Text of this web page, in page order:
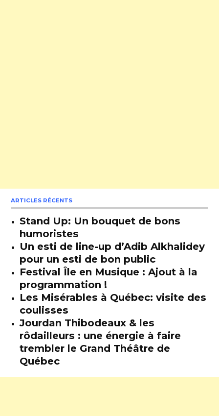
ARTICLES RÉCENTS
Stand Up: Un bouquet de bons
humoristes
Un esti de line-up d’Adib Alkhalidey
pour un esti de bon public
Festival Île en Musique : Ajout à la
programmation !
Les Misérables à Québec: visite des
coulisses
Jourdan Thibodeaux & les
rôdailleurs : une énergie à faire
trembler le Grand Théâtre de
Québec